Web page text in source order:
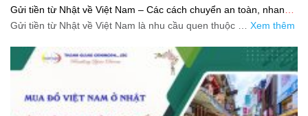
Gửi tiền từ Nhật về Việt Nam – Các cách chuyển an toàn, nhanh
và tiết kiệm
Gửi tiền từ Nhật về Việt Nam là nhu cầu quen thuộc … Xem thêm